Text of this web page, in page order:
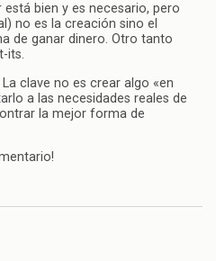
está bien y es necesario, pero
no es la creación sino el
de ganar dinero. Otro tanto
its.
clave no es crear algo «en
a las necesidades reales de
la mejor forma de